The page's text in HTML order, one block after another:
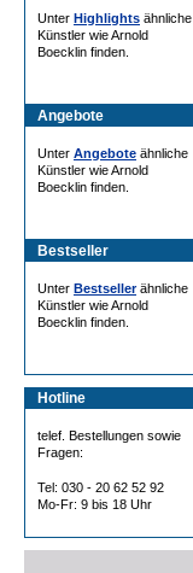
Unter Highlights ähnliche
Künstler wie Arnold
Boecklin finden.
Angebote
Unter Angebote ähnliche
Künstler wie Arnold
Boecklin finden.
Bestseller
Unter Bestsellerähnliche
Künstler wie Arnold
Boecklin finden.
Hotline
telef. Bestellungen sowie
Fragen:
Tel: 030 - 20 62 52 92
Mo-Fr: 9 bis 18 Uhr